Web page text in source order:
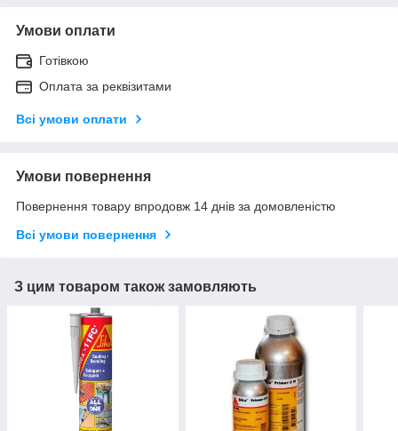
Умови оплати
Готівкою
Оплата за реквізитами
Всі умови оплати
Умови повернення
Повернення товару впродовж 14 днів за домовленістю
Всі умови повернення
З цим товаром також замовляють